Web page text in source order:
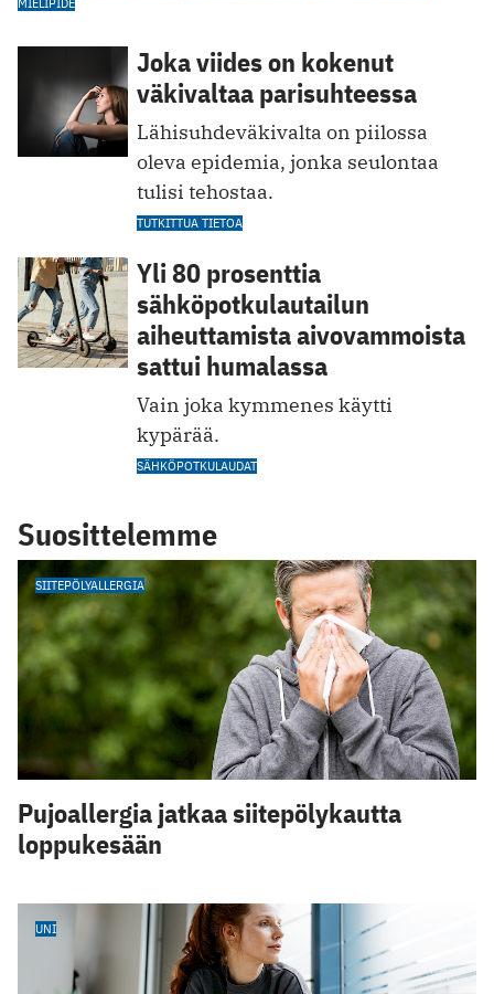
Joka viides on kokenut
väkivaltaa parisuhteessa
Lähisuhdeväkivalta on piilossa
oleva epidemia, jonka seulontaa
tulisi tehostaa.
TUTKITTUA TIETOA
Yli 80 prosenttia
sähköpotkulautailun
aiheuttamista aivovammoista
sattui humalassa
Vain joka kymmenes käytti
kypärää.
SÄHKÖPOTKULAUDAT
Suosittelemme
SIITEPÖLYALLERGIA
Pujoallergia jatkaa siitepölykautta
loppukesään
UNI